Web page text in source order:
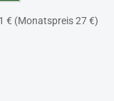
€ (Monatspreis 27 €)